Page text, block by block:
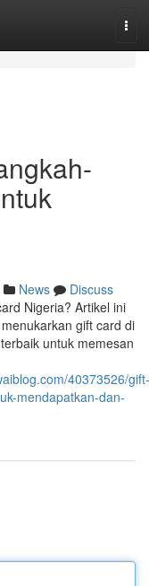
News
Discuss
Nigeria? Artikel ini
gift card di
untuk memesan
40373526/gift-
mendapatkan-dan-